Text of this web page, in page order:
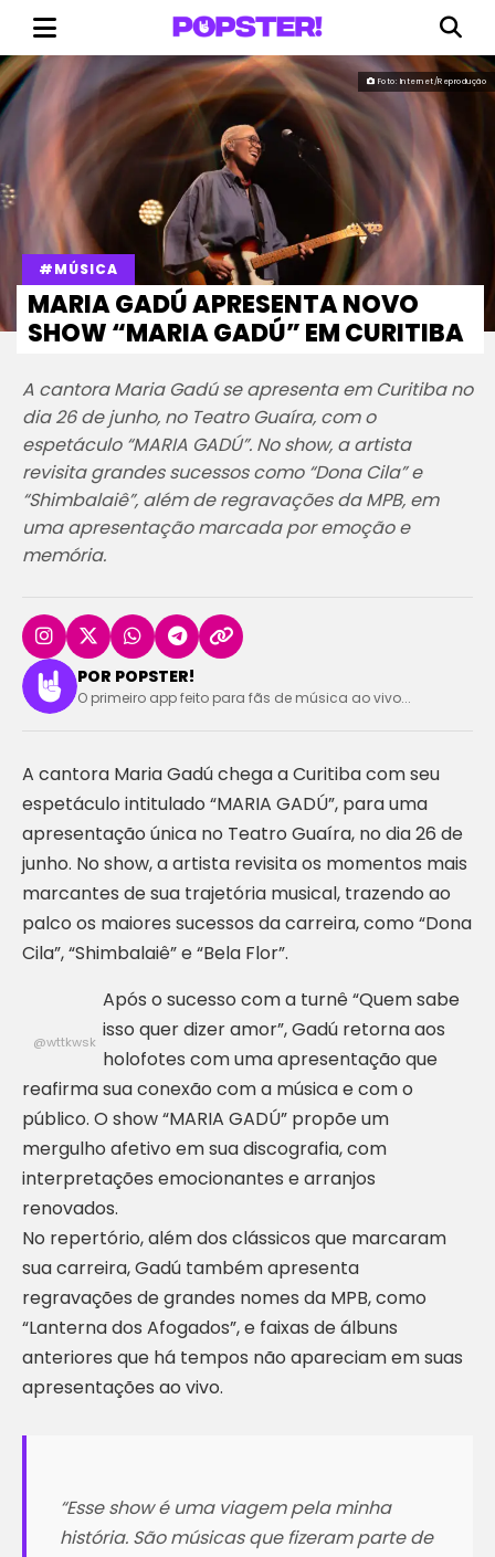
Foto: Internet/Reprodução
#MÚSICA
MARIA GADÚ APRESENTA NOVO
SHOW “MARIA GADÚ” EM CURITIBA
A cantora Maria Gadú se apresenta em Curitiba no
dia 26 de junho, no Teatro Guaíra, com o
espetáculo “MARIA GADÚ”. No show, a artista
revisita grandes sucessos como “Dona Cila” e
“Shimbalaiê”, além de regravações da MPB, em
uma apresentação marcada por emoção e
memória.
POR POPSTER!
O primeiro app feito para fãs de música ao vivo...
A cantora Maria Gadú chega a Curitiba com seu
espetáculo intitulado “MARIA GADÚ”, para uma
apresentação única no Teatro Guaíra, no dia 26 de
junho. No show, a artista revisita os momentos mais
marcantes de sua trajetória musical, trazendo ao
palco os maiores sucessos da carreira, como “Dona
Cila”, “Shimbalaiê” e “Bela Flor”.
@wttkwsk
Após o sucesso com a turnê “Quem sabe
isso quer dizer amor”, Gadú retorna aos
holofotes com uma apresentação que
reafirma sua conexão com a música e com o
público. O show “MARIA GADÚ” propõe um
mergulho afetivo em sua discografia, com
interpretações emocionantes e arranjos
renovados.
No repertório, além dos clássicos que marcaram
sua carreira, Gadú também apresenta
regravações de grandes nomes da MPB, como
“Lanterna dos Afogados”, e faixas de álbuns
anteriores que há tempos não apareciam em suas
apresentações ao vivo.
“Esse show é uma viagem pela minha
história. São músicas que fizeram parte de